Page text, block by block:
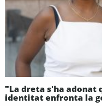
"La dreta s'ha adonat
identitat enfronta la